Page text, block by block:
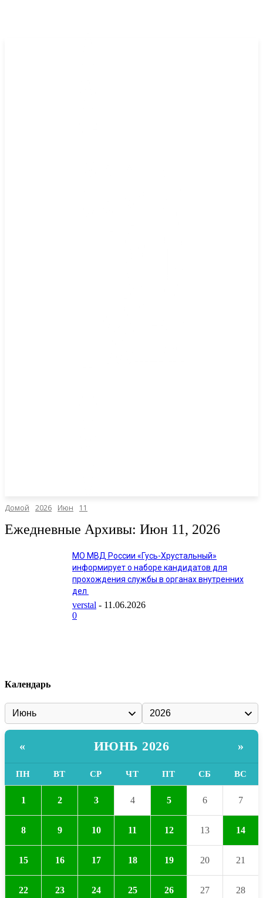
Домой 2026 Июн 11
Ежедневные Архивы: Июн 11, 2026
МО МВД России «Гусь-Хрустальный»
информирует о наборе кандидатов для
прохождения службы в органах внутренних
дел
verstal - 11.06.2026
0
Календарь
« ИЮНЬ 2026 »
ПН ВТ СР ЧТ ПТ СБ ВС
1 2 3 4 5 6 7
8 9 10 11 12 13 14
15 16 17 18 19 20 21
22 23 24 25 26 27 28